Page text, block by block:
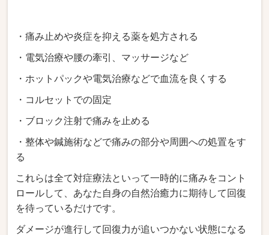
・痛み止めや炎症を抑える薬を処方される
・電気治療や腰の牽引、マッサージなど
・ホットパックや電気治療などで血流を良くする
・コルセットでの固定
・ブロック注射で痛みを止める
・整体や鍼施術などで痛みの部分や周囲への処置をす
る
これらは全て対症療法といって一時的に痛みをコント
ロールして、あなた自身の自然治癒力に期待して回復
を待っているだけです。
ダメージが進行して回復力が追いつかない状態になる